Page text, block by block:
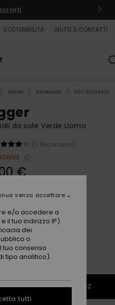
SOSTENIBILITA AIUTO & CONTATTI
Uomo Accessori Altri Accessori
da sole Verde Uomo
(3 Recensioni)
€
1SZ
e/o accedere a
il tuo indirizzo IP)
dei
o
tuo consenso
tipo analitico).
senza accettare
tutti